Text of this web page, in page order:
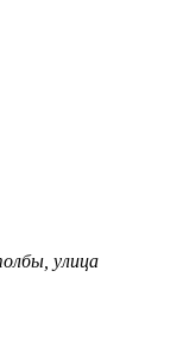
улица